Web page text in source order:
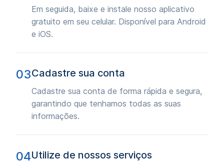
Em seguida, baixe e instale nosso aplicativo
gratuito em seu celular. Disponível para Android
e iOS.
03Cadastre sua conta
Cadastre sua conta de forma rápida e segura,
garantindo que tenhamos todas as suas
informações.
04Utilize de nossos serviços